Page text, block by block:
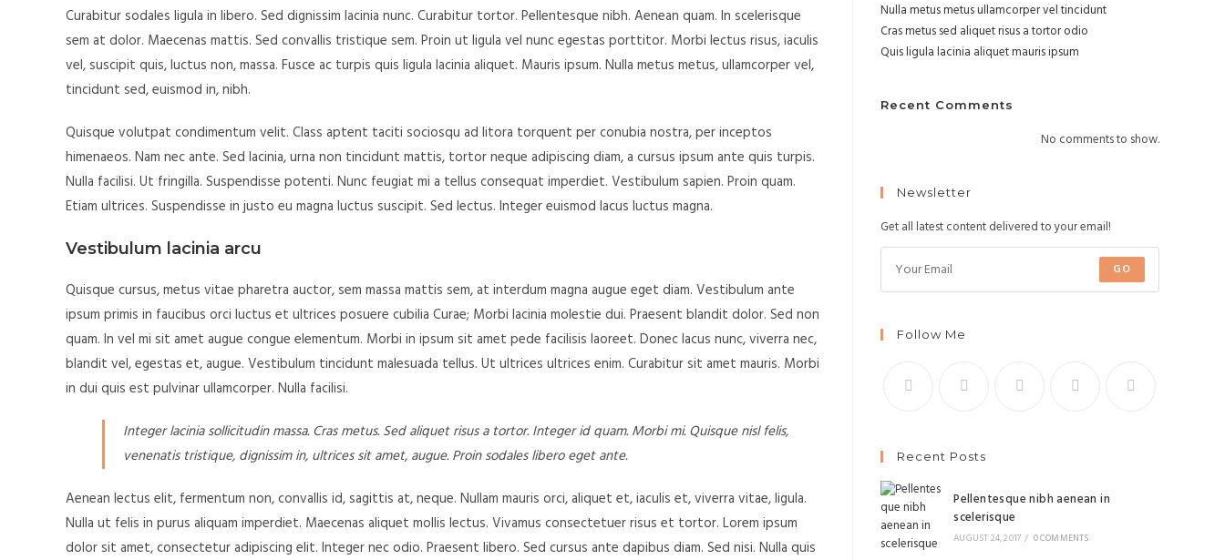
Curabitur sodales ligula in libero. Sed dignissim lacinia nunc. Curabitur tortor. Pellentesque nibh. Aenean quam. In scelerisque
sem at dolor. Maecenas mattis. Sed convallis tristique sem. Proin ut ligula vel nunc egestas porttitor. Morbi lectus risus, iaculis
vel, suscipit quis, luctus non, massa. Fusce ac turpis quis ligula lacinia aliquet. Mauris ipsum. Nulla metus metus, ullamcorper vel,
tincidunt sed, euismod in, nibh.
Quisque volutpat condimentum velit. Class aptent taciti sociosqu ad litora torquent per conubia nostra, per inceptos
himenaeos. Nam nec ante. Sed lacinia, urna non tincidunt mattis, tortor neque adipiscing diam, a cursus ipsum ante quis turpis.
Nulla facilisi. Ut fringilla. Suspendisse potenti. Nunc feugiat mi a tellus consequat imperdiet. Vestibulum sapien. Proin quam.
Etiam ultrices. Suspendisse in justo eu magna luctus suscipit. Sed lectus. Integer euismod lacus luctus magna.
Vestibulum lacinia arcu
Quisque cursus, metus vitae pharetra auctor, sem massa mattis sem, at interdum magna augue eget diam. Vestibulum ante
ipsum primis in faucibus orci luctus et ultrices posuere cubilia Curae; Morbi lacinia molestie dui. Praesent blandit dolor. Sed non
quam. In vel mi sit amet augue congue elementum. Morbi in ipsum sit amet pede facilisis laoreet. Donec lacus nunc, viverra nec,
blandit vel, egestas et, augue. Vestibulum tincidunt malesuada tellus. Ut ultrices ultrices enim. Curabitur sit amet mauris. Morbi
in dui quis est pulvinar ullamcorper. Nulla facilisi.
Integer lacinia sollicitudin massa. Cras metus. Sed aliquet risus a tortor. Integer id quam. Morbi mi. Quisque nisl felis,
venenatis tristique, dignissim in, ultrices sit amet, augue. Proin sodales libero eget ante.
Aenean lectus elit, fermentum non, convallis id, sagittis at, neque. Nullam mauris orci, aliquet et, iaculis et, viverra vitae, ligula.
Nulla ut felis in purus aliquam imperdiet. Maecenas aliquet mollis lectus. Vivamus consectetuer risus et tortor. Lorem ipsum
dolor sit amet, consectetur adipiscing elit. Integer nec odio. Praesent libero. Sed cursus ante dapibus diam. Sed nisi. Nulla quis
Nulla metus metus ullamcorper vel tincidunt
Cras metus sed aliquet risus a tortor odio
Quis ligula lacinia aliquet mauris ipsum
Recent Comments
No comments to show.
Newsletter
Get all latest content delivered to your email!
GO
Follow Me
Recent Posts
Pellentesque nibh aenean in
scelerisque
AUGUST 24, 2017 / 0 COMMENTS